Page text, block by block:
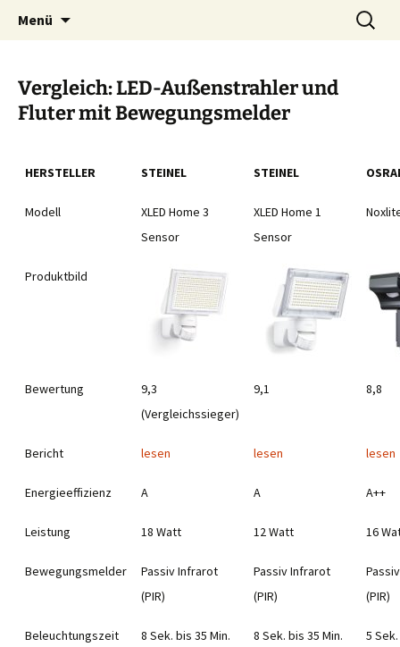
Menü
Suchen
nach:
Vergleich: LED-Außenstrahler und
Fluter mit Bewegungsmelder
HERSTELLER STEINEL STEINEL
Modell
XLED Home 3
Sensor
XLED Home 1
Sensor
Produktbild
Bewertung
9,3
(Vergleichssieger)
9,1 8,8
Bericht lesen lesen lesen
Energieeffizienz A A A++
Leistung 18 Watt 12 Watt 16
Bewegungsmelder
Passiv Infrarot
(PIR)
Passiv Infrarot
(PIR)
(PIR)
Beleuchtungszeit 8 Sek. bis 35 Min. 8 Sek. bis 35 Min.
5